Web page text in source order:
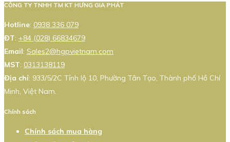
CÔNG TY TNHH TM KT HƯNG GIA PHÁT
Hotline: 0938 336 079
ĐT: +84 (028) 66834679
Email: Sales2@hgpvietnam.com
MST: 0313138119
Địa chỉ: 933/5/2C Tỉnh lộ 10, Phường Tân Tạo, Thành phố Hồ Chí
Minh, Việt Nam.
Chính sách
Chính sách mua hàng